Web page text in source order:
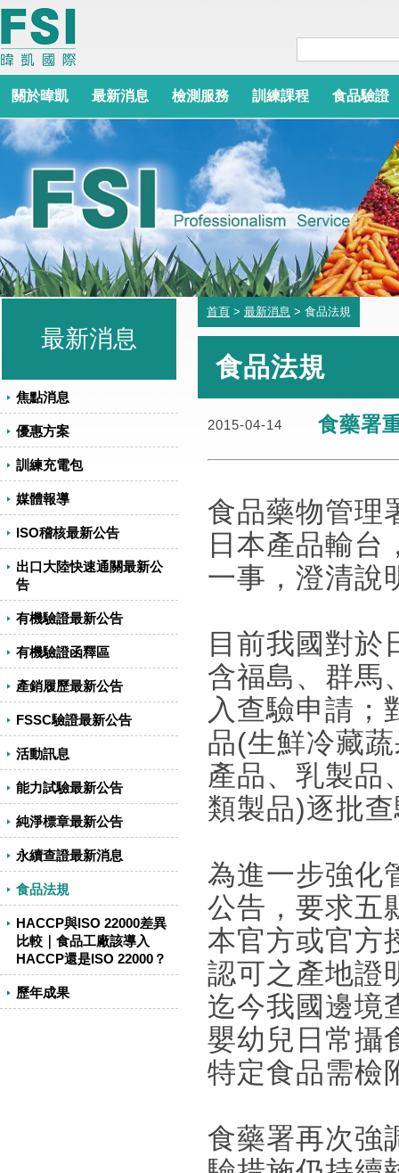
關於暐凱 最新消息 檢測服務 訓練課程 食品驗證
最新消息
焦點消息
優惠方案
訓練充電包
媒體報導
ISO稽核最新公告
出口大陸快速通關最新公
告
有機驗證最新公告
有機驗證函釋區
產銷履歷最新公告
FSSC驗證最新公告
活動訊息
能力試驗最新公告
純淨標章最新公告
永續查證最新消息
食品法規
HACCP與ISO 22000差異
比較｜食品工廠該導入
HACCP還是ISO 22000？
歷年成果
首頁 > 最新消息 > 食品法規
食品法規
2015-04-14 食藥署
食品藥物管理
日本產品輸台
一事，澄清說
目前我國對於
含福島、群馬
入查驗申請；
品(生鮮冷藏
產品、乳製品
類製品)逐批
為進一步強化
公告，要求五
本官方或官方
認可之產地證
迄今我國邊境
嬰幼兒日常攝
特定食品需檢
食藥署再次強